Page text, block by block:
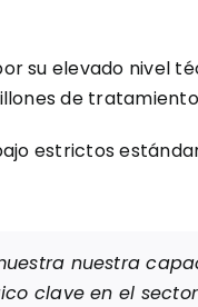
su elevado nivel
de
estrictos
nuestra
clave en el sector